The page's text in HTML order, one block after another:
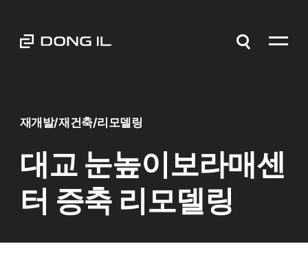
재개발/재건축/리모델링
대교 눈높이보라매센
터 증축 리모델링